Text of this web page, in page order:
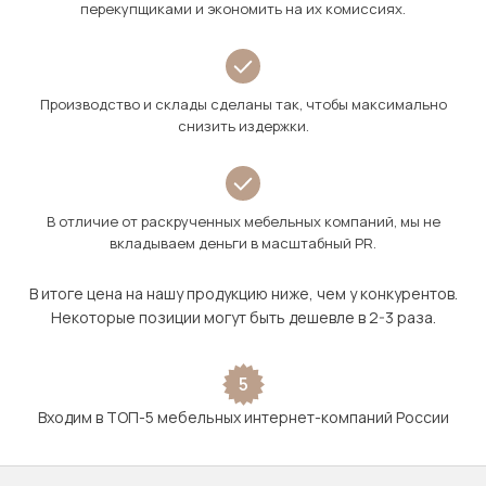
перекупщиками и экономить на их комиссиях.
Производство и склады сделаны так, чтобы максимально
снизить издержки.
В отличие от раскрученных мебельных компаний, мы не
вкладываем деньги в масштабный PR.
В итоге цена на нашу продукцию ниже, чем у конкурентов.
Некоторые позиции могут быть дешевле в 2-3 раза.
5
Входим в ТОП-5 мебельных интернет-компаний России